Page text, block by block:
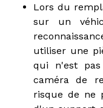
Lors du
sur un
utiliser une
qui n'est pas
caméra de
risque de ne